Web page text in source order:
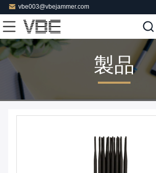
vbe003@vbejammer.com
製品